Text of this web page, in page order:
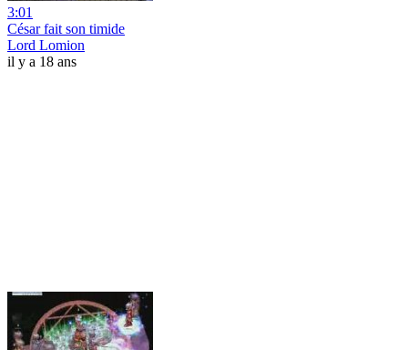
3:01
César fait son timide
Lord Lomion
il y a 18 ans